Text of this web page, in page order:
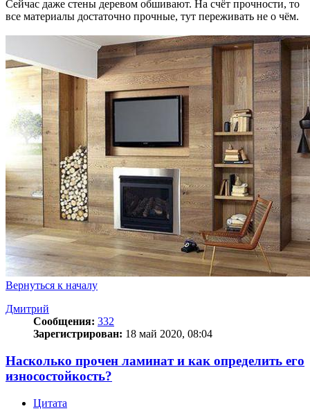
Сейчас даже стены деревом обшивают. На счёт прочности, то
все материалы достаточно прочные, тут переживать не о чём.
Вернуться к началу
Дмитрий
Сообщения: 332
Зарегистрирован: 18 май 2020, 08:04
Насколько прочен ламинат и как определить его
износостойкость?
Цитата